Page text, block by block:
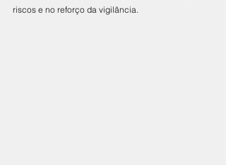
riscos e no reforço da vigilância.